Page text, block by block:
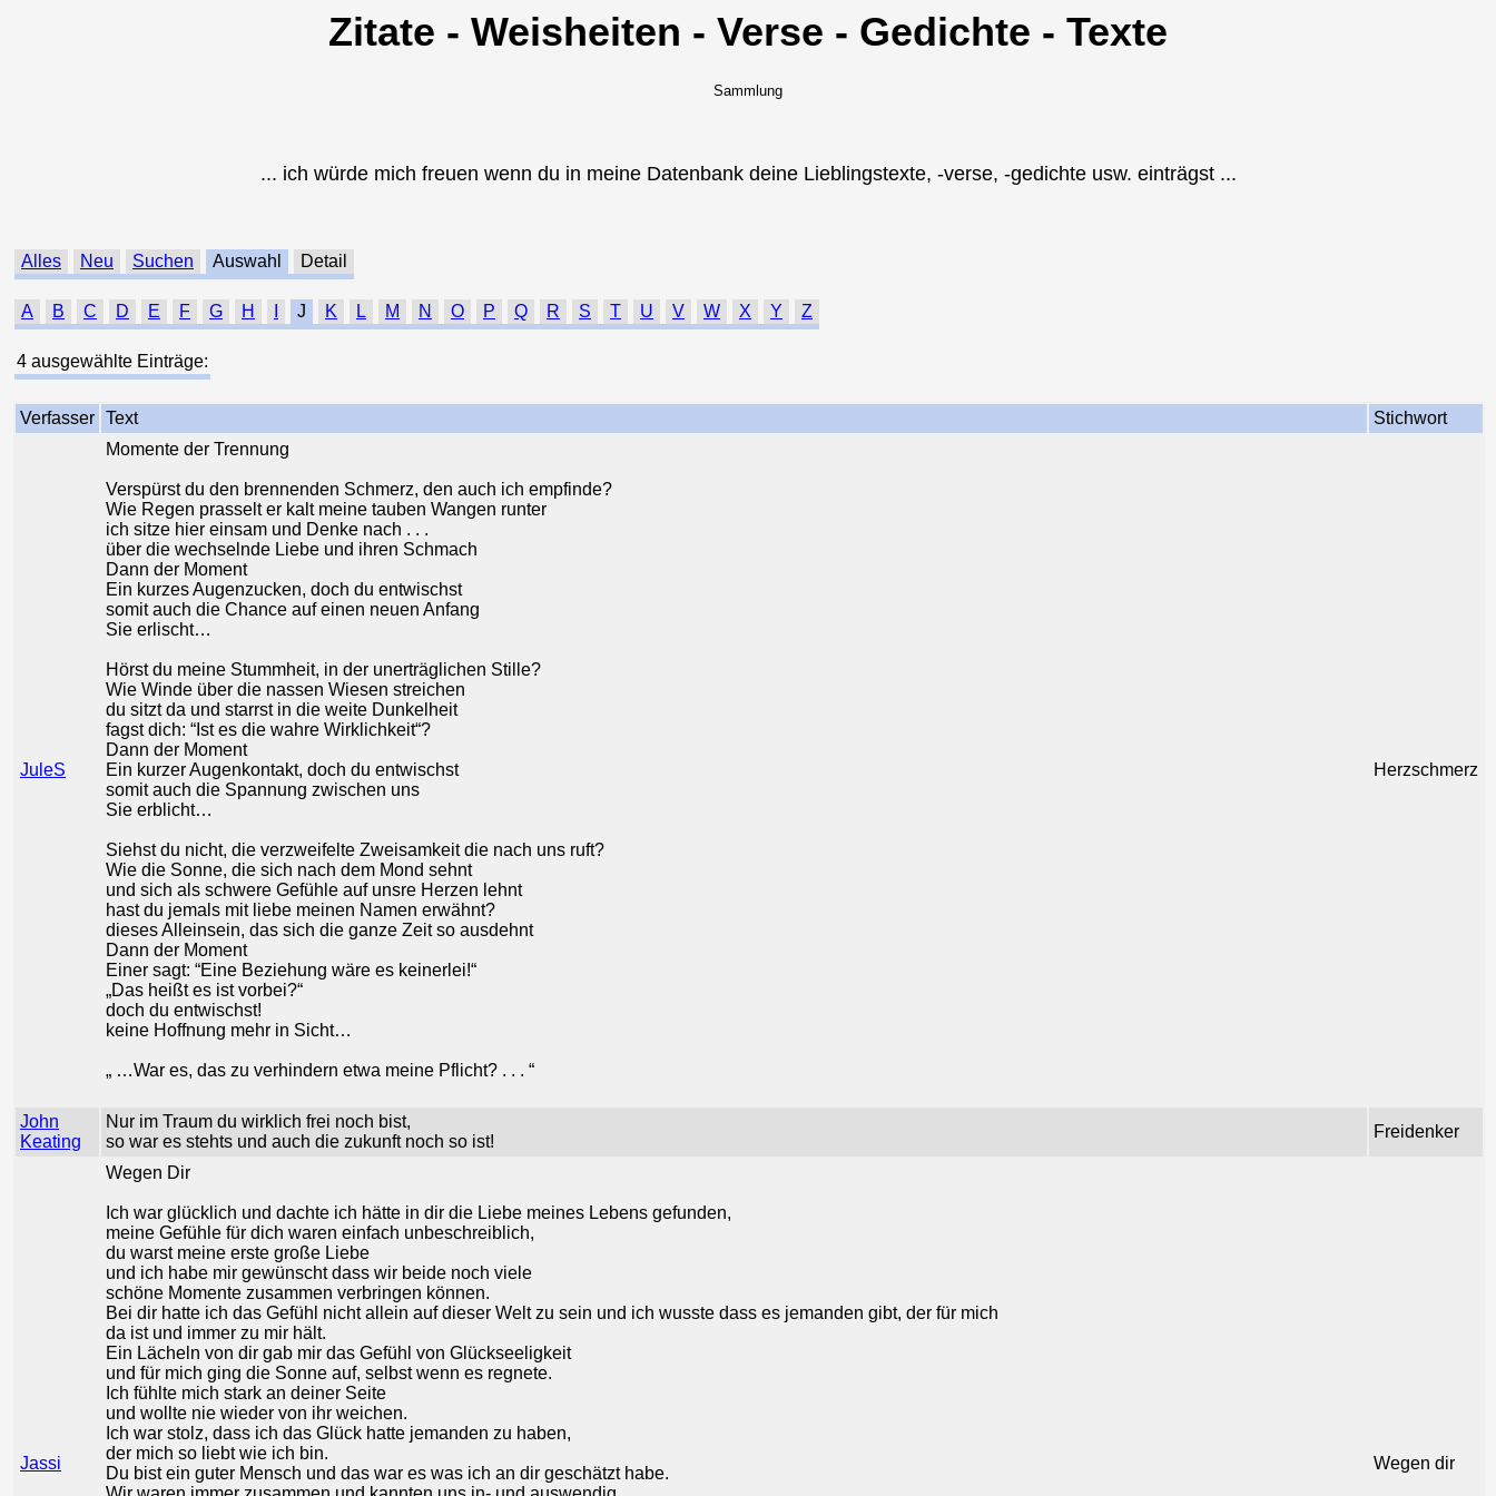
Zitate - Weisheiten - Verse - Gedichte - Texte
Sammlung
... ich würde mich freuen wenn du in meine Datenbank deine Lieblingstexte, -verse, -gedichte usw. einträgst ...
Alles Neu Suchen Auswahl Detail
A B C D E F G H J K L M N O P Q R S T U V W X Y Z
4 ausgewählte Einträge:
Verfasser Text Stichwort
JuleS
Momente der Trennung
Verspürst du den brennenden Schmerz, den auch ich empfinde?
Wie Regen prasselt er kalt meine tauben Wangen runter
ich sitze hier einsam und Denke nach . . .
über die wechselnde Liebe und ihren Schmach
Dann der Moment
Ein kurzes Augenzucken, doch du entwischst
somit auch die Chance auf einen neuen Anfang
Sie erlischt…
Hörst du meine Stummheit, in der unerträglichen Stille?
Wie Winde über die nassen Wiesen streichen
du sitzt da und starrst in die weite Dunkelheit
fagst dich: “Ist es die wahre Wirklichkeit“?
Dann der Moment
Ein kurzer Augenkontakt, doch du entwischst
somit auch die Spannung zwischen uns
Sie erblicht…
Siehst du nicht, die verzweifelte Zweisamkeit die nach uns ruft?
Wie die Sonne, die sich nach dem Mond sehnt
und sich als schwere Gefühle auf unsre Herzen lehnt
hast du jemals mit liebe meinen Namen erwähnt?
dieses Alleinsein, das sich die ganze Zeit so ausdehnt
Dann der Moment
Einer sagt: “Eine Beziehung wäre es keinerlei!“
„Das heißt es ist vorbei?“
doch du entwischst!
keine Hoffnung mehr in Sicht…
„ …War es, das zu verhindern etwa meine Pflicht? . . . “
Herzschmerz
John
Keating
Nur im Traum du wirklich frei noch bist,
so war es stehts und auch die zukunft noch so ist!
Freidenker
Jassi
Wegen Dir
Ich war glücklich und dachte ich hätte in dir die Liebe meines Lebens gefunden,
meine Gefühle für dich waren einfach unbeschreiblich,
du warst meine erste große Liebe
und ich habe mir gewünscht dass wir beide noch viele
schöne Momente zusammen verbringen können.
Bei dir hatte ich das Gefühl nicht allein auf dieser Welt zu sein und ich wusste dass es jemanden gibt, der für mich
da ist und immer zu mir hält.
Ein Lächeln von dir gab mir das Gefühl von Glückseeligkeit
und für mich ging die Sonne auf, selbst wenn es regnete.
Ich fühlte mich stark an deiner Seite
und wollte nie wieder von ihr weichen.
Ich war stolz, dass ich das Glück hatte jemanden zu haben,
der mich so liebt wie ich bin.
Du bist ein guter Mensch und das war es was ich an dir geschätzt habe.
Wegen dir